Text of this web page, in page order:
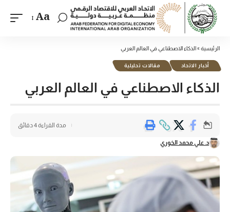
Aa
الرئيسية »الذكاء الاصطناعي في العالم العربي
أخبار الاتحاد مقالات تحليلية
الذكاء الاصطناعي في العالم العربي
د.علي محمد الخوري
مدة القراءة 4 دقائق